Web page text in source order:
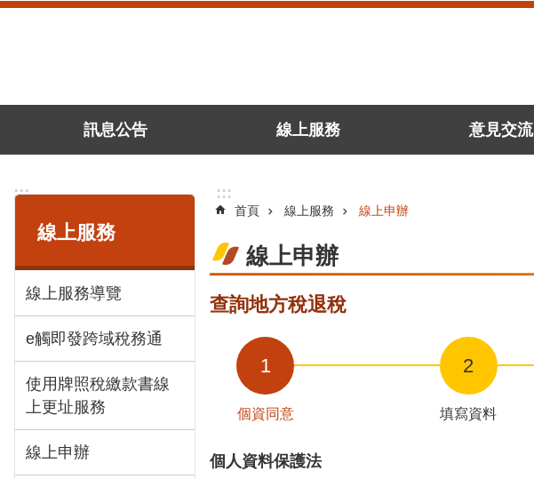
訊息公告 線上服務 意見交流
:::
線上服務
線上服務導覽
e觸即發跨域稅務通
使用牌照稅繳款書線
上更址服務
線上申辦
:::
首頁 線上服務 線上申辦
線上申辦
查詢地方稅退稅
1
個資同意
2
填寫資料
個人資料保護法